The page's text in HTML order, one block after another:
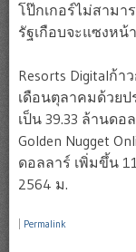
โป๊กเกอร์ไม่สามา
รัฐเกือบจะแซงหน้
Resorts Digitalก้
เดือนตุลาคมด้วยป
เป็น 39.33 ล้านดอ
Golden Nugget
ดอลลาร์ เพิ่มขึ้น
2564 ม.
Permalink